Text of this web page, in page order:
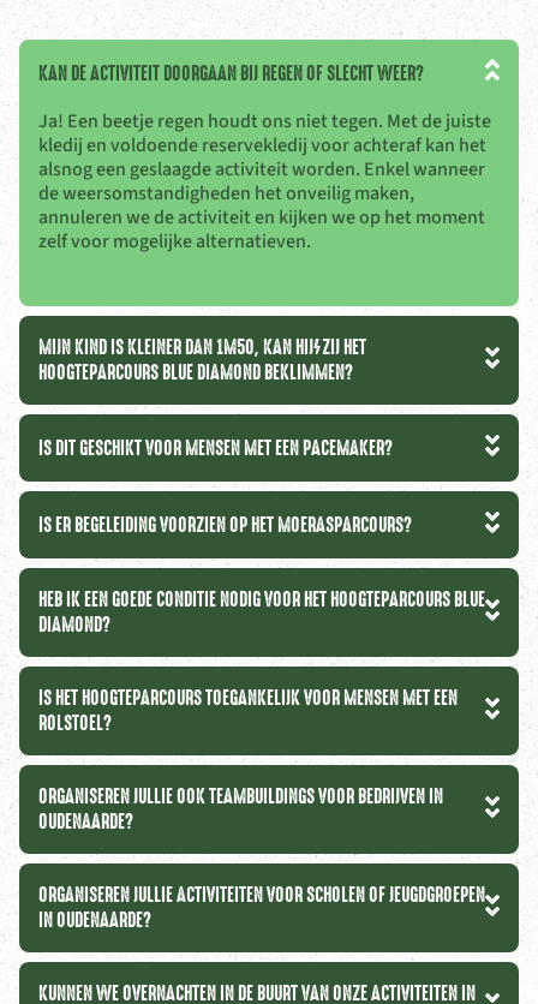
KAN DE ACTIVITEIT DOORGAAN BIJ REGEN OF SLECHT WEER?
Ja! Een beetje regen houdt ons niet tegen. Met de juiste
kledij en voldoende reservekledij voor achteraf kan het
alsnog een geslaagde activiteit worden. Enkel wanneer
de weersomstandigheden het onveilig maken,
annuleren we de activiteit en kijken we op het moment
zelf voor mogelijke alternatieven.
MIJN KIND IS KLEINER DAN 1M50, KAN HIJ/ZIJ HET
HOOGTEPARCOURS BLUE DIAMOND BEKLIMMEN?
IS DIT GESCHIKT VOOR MENSEN MET EEN PACEMAKER?
IS ER BEGELEIDING VOORZIEN OP HET MOERASPARCOURS?
HEB IK EEN GOEDE CONDITIE NODIG VOOR HET HOOGTEPARCOURS BLUE
DIAMOND?
IS HET HOOGTEPARCOURS TOEGANKELIJK VOOR MENSEN MET EEN
ROLSTOEL?
ORGANISEREN JULLIE OOK TEAMBUILDINGS VOOR BEDRIJVEN IN
OUDENAARDE?
ORGANISEREN JULLIE ACTIVITEITEN VOOR SCHOLEN OF JEUGDGROEPEN
IN OUDENAARDE?
KUNNEN WE OVERNACHTEN IN DE BUURT VAN ONZE ACTIVITEITEN IN